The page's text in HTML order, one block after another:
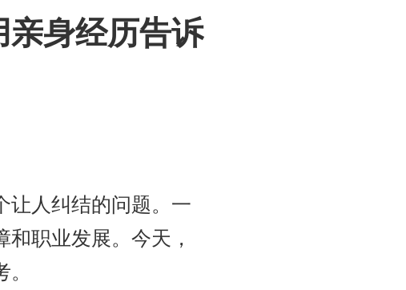
综合资讯
孕育知识
亲身经历告诉
让人纠结的问题。一
职业发展。今天，